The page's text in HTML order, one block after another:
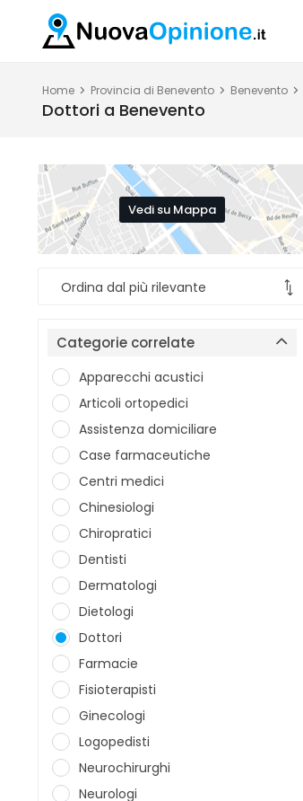
Home Provincia di Benevento Benevento
Dottori a Benevento
Vedi su Mappa
Categorie correlate
Apparecchi acustici
Articoli ortopedici
Assistenza domiciliare
Case farmaceutiche
Centri medici
Chinesiologi
Chiropratici
Dentisti
Dermatologi
Dietologi
Dottori
Farmacie
Fisioterapisti
Ginecologi
Logopedisti
Neurochirurghi
Neurologi